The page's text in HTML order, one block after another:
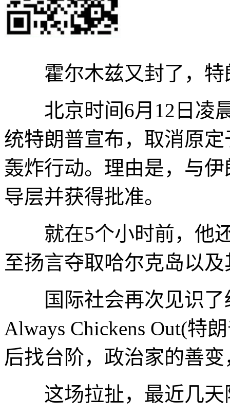
霍尔木兹又封了，特
北京时间6月12日凌晨
统特朗普宣布，取消原
轰炸行动。理由是，与
导层并获得批准。
就在5个小时前，他还
至扬言夺取哈尔克岛以
国际社会再次见识了
Always Chickens Out(特
后找台阶，政治家的善
这场拉扯，最近几天